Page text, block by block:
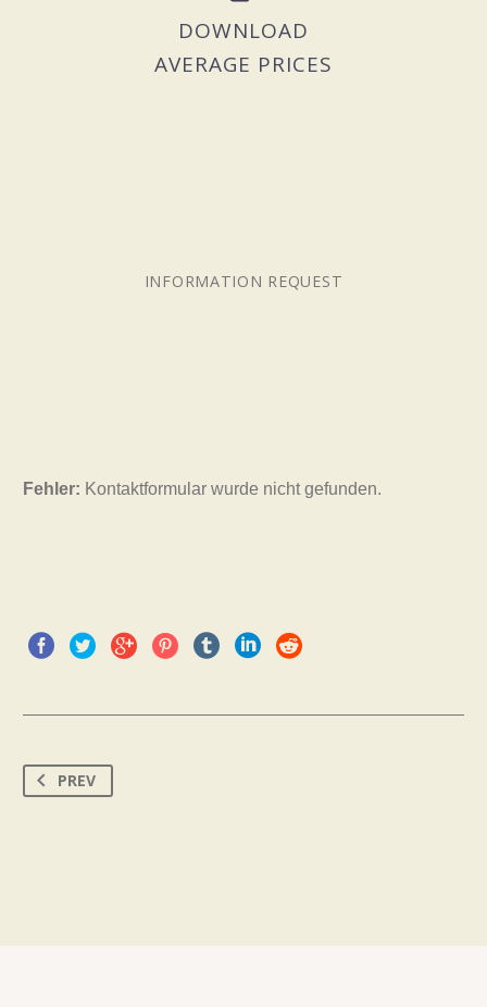
DOWNLOAD
AVERAGE PRICES
INFORMATION REQUEST
Fehler: Kontaktformular wurde nicht gefunden.
PREV